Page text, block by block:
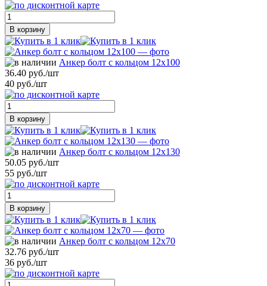
В корзину
Анкер болт с кольцом 12х100
36.40 руб./шт
40 руб./шт
В корзину
Анкер болт с кольцом 12х130
50.05 руб./шт
55 руб./шт
В корзину
Анкер болт с кольцом 12х70
32.76 руб./шт
36 руб./шт